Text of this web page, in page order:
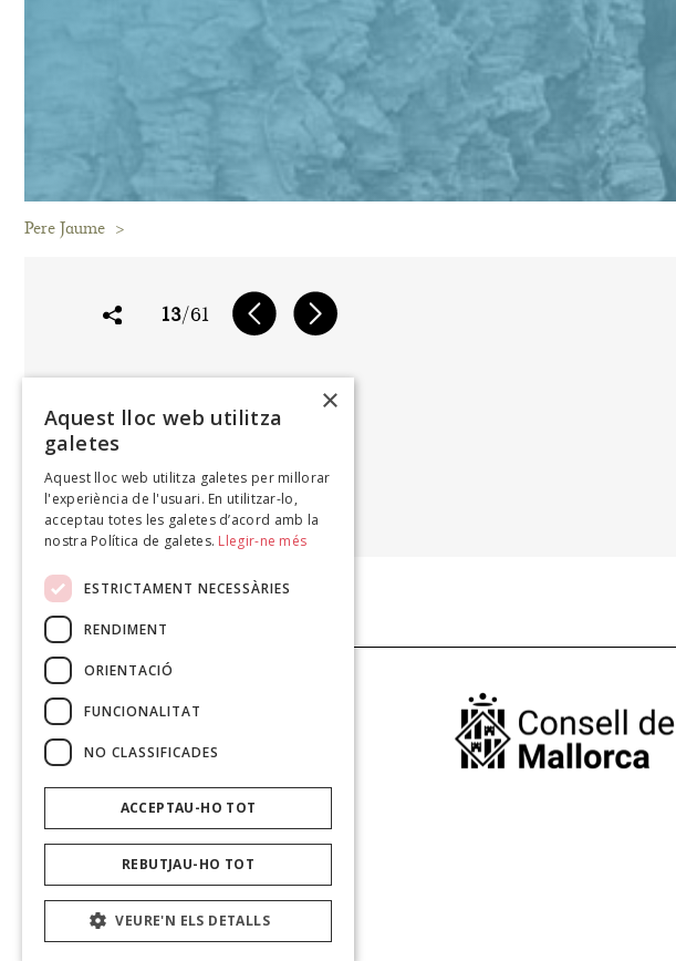
Pere Jaume >
13/61
Jo n'hi voldria treure una
però el bosc em diu que no,
que ell no té una veu humana.
PERE JAUME
Obreda, 2003
×
Aquest lloc web utilitza
galetes
Aquest lloc web utilitza galetes per millorar
l'experiència de l'usuari. En utilitzar-lo,
acceptau totes les galetes d’acord amb la
nostra Política de galetes. Llegir-ne més
ESTRICTAMENT NECESSÀRIES
RENDIMENT
ORIENTACIÓ
FUNCIONALITAT
NO CLASSIFICADES
ACCEPTAU-HO TOT
REBUTJAU-HO TOT
VEURE'N ELS DETALLS